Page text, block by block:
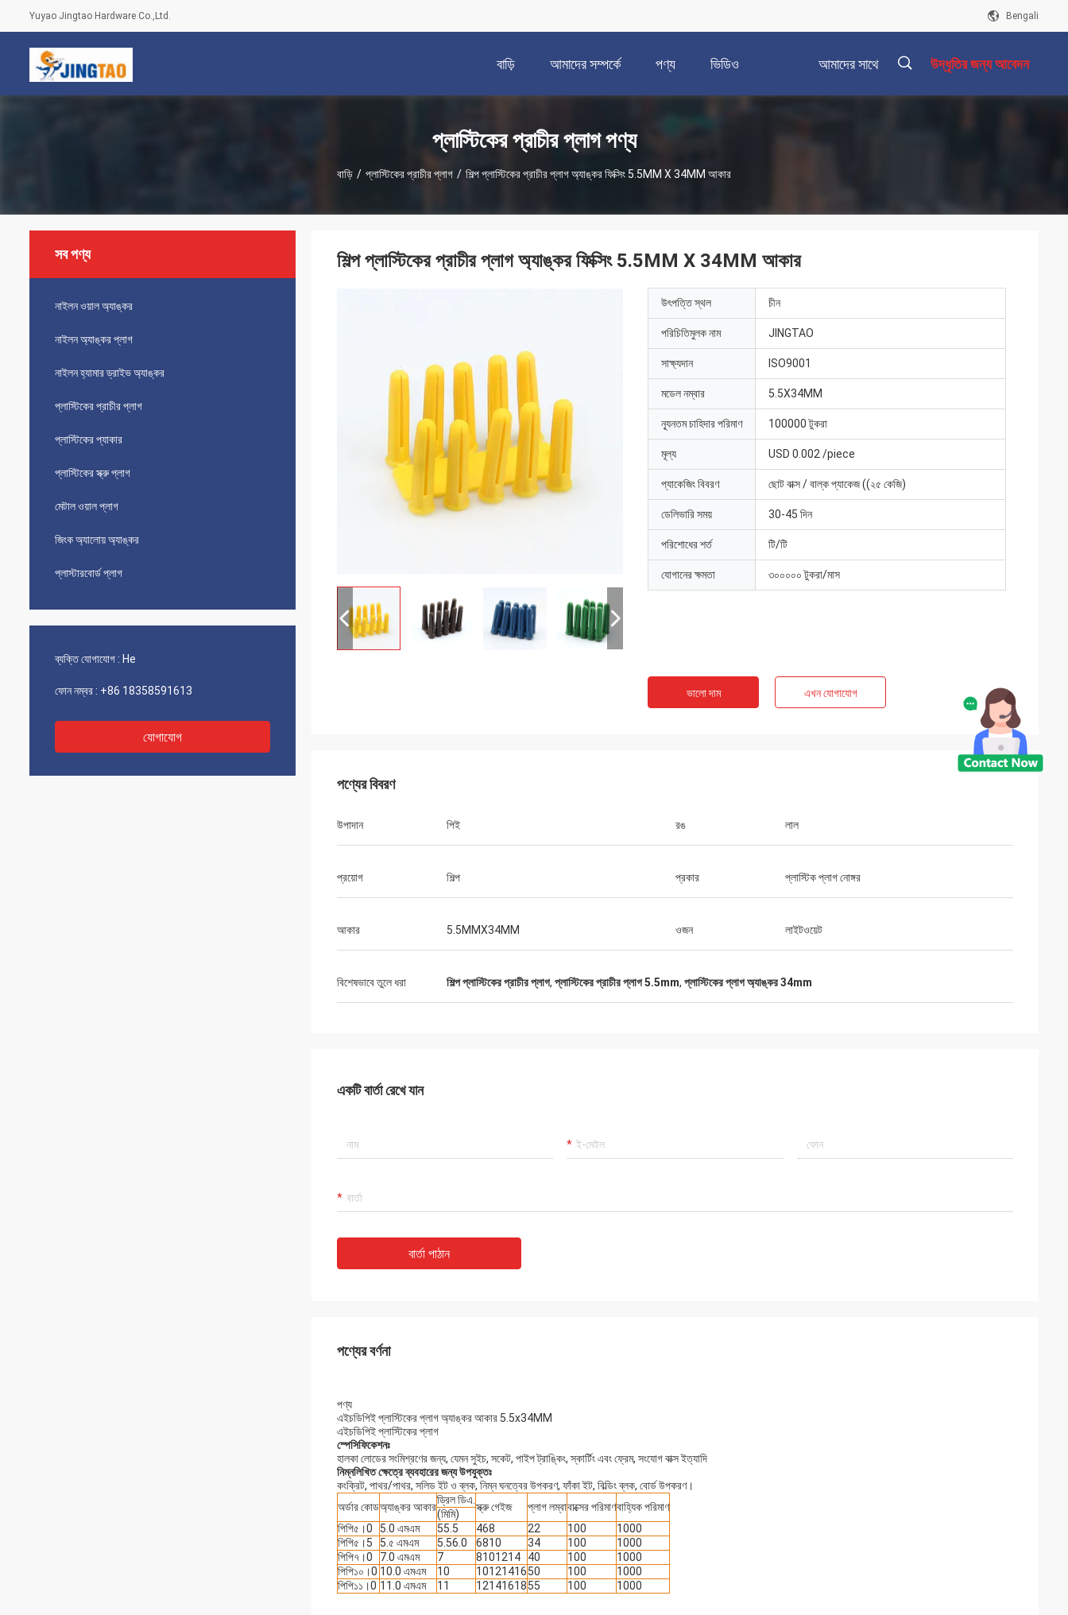
Yuyao Jingtao Hardware Co.,Ltd. Bengali
বাড়ি আমাদের সম্পর্কে পণ্য ভিডিও আমাদের সাথে উদ্ধৃতির জন্য আবেদন
প্লাস্টিকের প্রাচীর প্লাগ পণ্য
বাড়ি / প্লাস্টিকের প্রাচীর প্লাগ / শিল্প প্লাস্টিকের প্রাচীর প্লাগ অ্যাঙ্কর ফিক্সিং 5.5MM X 34MM আকার
সব পণ্য
নাইলন ওয়াল অ্যাঙ্কর
নাইলন অ্যাঙ্কর প্লাগ
নাইলন হ্যামার ড্রাইভ অ্যাঙ্কর
প্লাস্টিকের প্রাচীর প্লাগ
প্লাস্টিকের প্যাকার
প্লাস্টিকের স্ক্রু প্লাগ
মেটাল ওয়াল প্লাগ
জিংক অ্যালোয় অ্যাঙ্কর
প্লাস্টারবোর্ড প্লাগ
ব্যক্তি যোগাযোগ : He
ফোন নম্বর : +86 18358591613
যোগাযোগ
শিল্প প্লাস্টিকের প্রাচীর প্লাগ অ্যাঙ্কর ফিক্সিং 5.5MM X 34MM আকার
উৎপত্তি স্থল চীন
পরিচিতিমুলক নাম JINGTAO
সাক্ষ্যদান ISO9001
মডেল নম্বার 5.5X34MM
ন্যূনতম চাহিদার পরিমাণ 100000 টুকরা
মূল্য USD 0.002 /piece
প্যাকেজিং বিবরণ ছোট বাক্স / বাল্ক প্যাকেজ ((২৫ কেজি)
ডেলিভারি সময় 30-45 দিন
পরিশোধের শর্ত টি/টি
যোগানের ক্ষমতা ৩০০০০০ টুকরা/মাস
ভালো দাম এখন যোগাযোগ
পণ্যের বিবরণ
উপাদান পিই রঙ লাল
প্রয়োগ শিল্প প্রকার প্লাস্টিক প্লাগ নোঙ্গর
আকার 5.5MMX34MM ওজন লাইটওয়েট
বিশেষভাবে তুলে ধরা শিল্প প্লাস্টিকের প্রাচীর প্লাগ, প্লাস্টিকের প্রাচীর প্লাগ 5.5mm, প্লাস্টিকের প্লাগ অ্যাঙ্কর 34mm
একটি বার্তা রেখে যান
বার্তা পাঠান
পণ্যের বর্ণনা
পণ্য
এইচডিপিই প্লাস্টিকের প্লাগ অ্যাঙ্কর আকার 5.5x34MM
এইচডিপিই প্লাস্টিকের প্লাগ
স্পেসিফিকেশনঃ
হালকা লোডের সংমিশ্রণের জন্য, যেমন সুইচ, সকেট, পাইপ ট্রাঙ্কিং, স্কার্টিং এবং ফ্রেম, সংযোগ বাক্স ইত্যাদি
নিম্নলিখিত ক্ষেত্রে ব্যবহারের জন্য উপযুক্তঃ
কংক্রিট, পাথর/পাথর, সলিড ইট ও ব্লক, নিম্ন ঘনত্বের উপকরণ, ফাঁকা ইট, বিল্ডিং ব্লক, বোর্ড উপকরণ।
অর্ডার কোডঅ্যাঙ্কর আকার
ড্রিল ডিএ.
স্ক্রু গেইজ প্লাগ লম্বাবাক্সের পরিমাণবাহ্যিক পরিমাণ
(মিমি)
পিপি৫।0
5.0 এমএম 55.5 468 22 100
1000
পিপি৫।5
5.৫ এমএম 5.56.0 6810 34 100
1000
পিপি৭।0
7.0 এমএম 7 8101214 40 100
1000
পিপি১০।0 10.0 এমএম 10 1012141650 100
1000
পিপি১১।0 11.0 এমএম 11 1214161855 100 1000